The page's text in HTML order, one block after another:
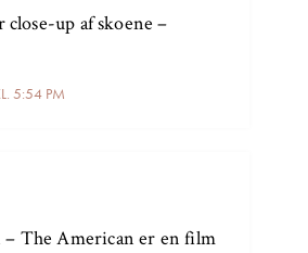
5:54 PM
close-up af skoene –
– The American er en film